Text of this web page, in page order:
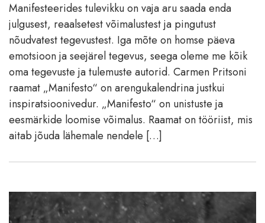
Manifesteerides tulevikku on vaja aru saada enda
julgusest, reaalsetest võimalustest ja pingutust
nõudvatest tegevustest. Iga mõte on homse päeva
emotsioon ja seejärel tegevus, seega oleme me kõik
oma tegevuste ja tulemuste autorid. Carmen Pritsoni
raamat „Manifesto“ on arengukalendrina justkui
inspiratsioonivedur. „Manifesto“ on unistuste ja
eesmärkide loomise võimalus. Raamat on tööriist, mis
aitab jõuda lähemale nendele […]